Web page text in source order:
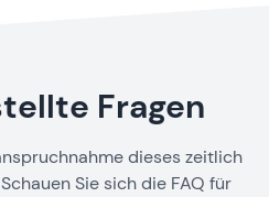
Fragen
dieses zeitlich
Sie sich die FAQ für